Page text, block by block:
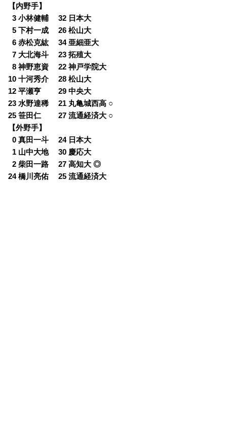
【内野手】
03 小林健輔 32 日本大
05 下村一成 26 松山大
06 赤松克紘 34 亜細亜大
07 大北海斗 23 拓殖大
08 神野恵資 22 神戸学院大
10 十河秀介 28 松山大
12 平瀬亨 29 中央大
23 水野達稀 21 丸亀城西高 ○
25 笹田仁 27 流通経済大 ○
【外野手】
00 真田一斗 24 日本大
1 山中大地 30 慶応大
02 柴田一路 27 高知大 ◎
24 橋川亮佑 25 流通経済大